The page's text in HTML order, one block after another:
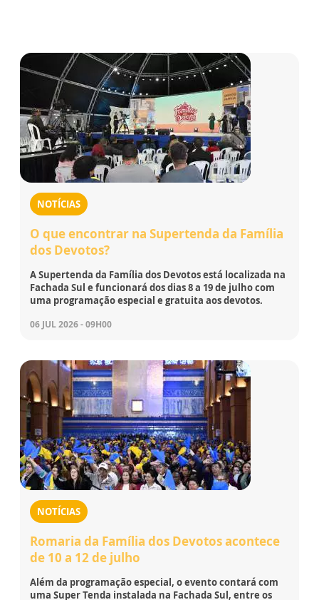
NOTÍCIAS
O que encontrar na Supertenda da Família
dos Devotos?
A Supertenda da Família dos Devotos está localizada na
Fachada Sul e funcionará dos dias 8 a 19 de julho com
uma programação especial e gratuita aos devotos.
06 JUL 2026 - 09H00
NOTÍCIAS
Romaria da Família dos Devotos acontece
de 10 a 12 de julho
Além da programação especial, o evento contará com
uma Super Tenda instalada na Fachada Sul, entre os